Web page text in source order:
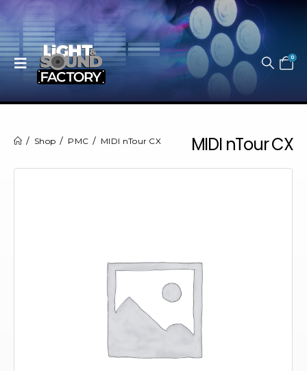
0
MIDI nTour CX
Shop PMC MIDI nTour CX